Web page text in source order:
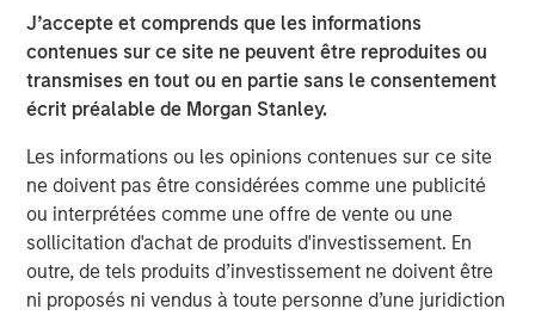
J’accepte et comprends que les informations
contenues sur ce site ne peuvent être reproduites ou
transmises en tout ou en partie sans le consentement
écrit préalable de Morgan Stanley.
Les informations ou les opinions contenues sur ce site
ne doivent pas être considérées comme une publicité
ou interprétées comme une offre de vente ou une
sollicitation d'achat de produits d'investissement. En
outre, de tels produits d’investissement ne doivent être
ni proposés ni vendus à toute personne d’une juridiction
employees, additional cleanroom scientific injection
molding capacity, engineering talent, and quality
precision measurement capabilities. Located centrally in
the Midwest United States, iMARK will be able to serve
will be no plant closures or employee layoffs for Comar
or iMARK as part of this acquisition. Comar and iMARK
fully expect to continue to deliver to their customers with
zero interruptions or quality issues.
Founded in 1949, Comar is a market leading designer and